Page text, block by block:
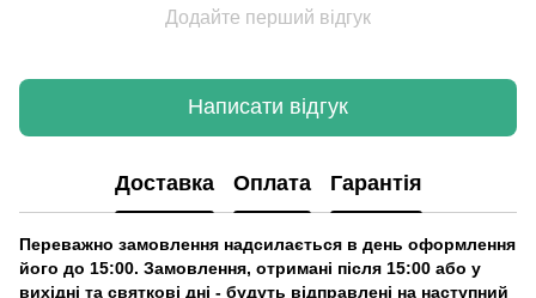
Додайте перший відгук
Написати відгук
Доставка Оплата Гарантія
Переважно замовлення надсилається в день оформлення
його до 15:00. Замовлення, отримані після 15:00 або у
вихідні та святкові дні - будуть відправлені на наступний